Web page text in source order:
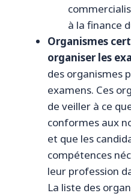
à la finance
Organismes
organiser les
des organismes
examens. Ces
de veiller à ce
conformes aux
et que les
compétences
leur profession
La liste des